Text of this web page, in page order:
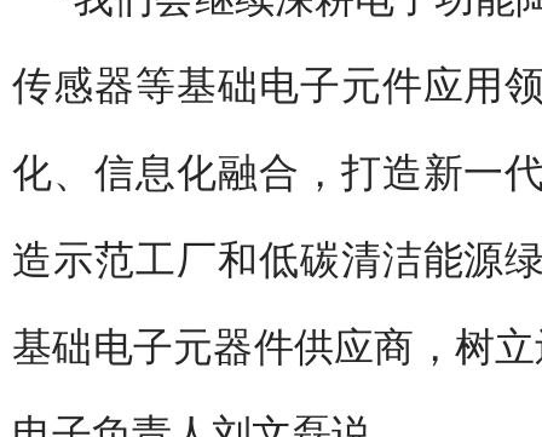
传感器等基础电子元件应用
化、信息化融合，打造新一
造示范工厂和低碳清洁能源
基础电子元器件供应商，树